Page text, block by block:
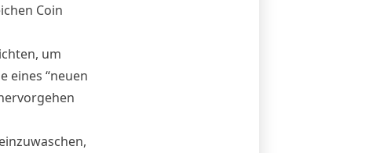
Coin
um
eines “neuen